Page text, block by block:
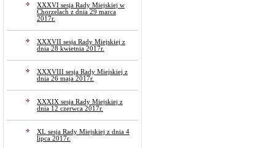
XXXVI sesja Rady Miejskiej w
Chorzelach z dnia 29 marca
2017r.
XXXVII sesja Rady Miejskiej z
dnia 28 kwietnia 2017r.
XXXVIII sesja Rady Miejskiej z
dnia 26 maja 2017r.
XXXIX sesja Rady Miejskiej z
dnia 12 czerwca 2017r.
XL sesja Rady Miejskiej z dnia 4
lipca 2017r.